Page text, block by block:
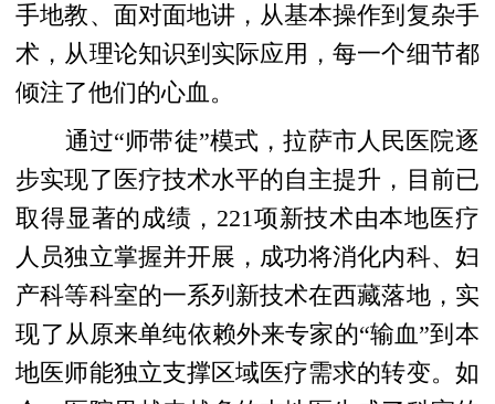
手地教、面对面地讲，从基本操作到复杂手
术，从理论知识到实际应用，每一个细节都
倾注了他们的心血。
通过“师带徒”模式，拉萨市人民医院逐
步实现了医疗技术水平的自主提升，目前已
取得显著的成绩，221项新技术由本地医疗
人员独立掌握并开展，成功将消化内科、妇
产科等科室的一系列新技术在西藏落地，实
现了从原来单纯依赖外来专家的“输血”到本
地医师能独立支撑区域医疗需求的转变。如